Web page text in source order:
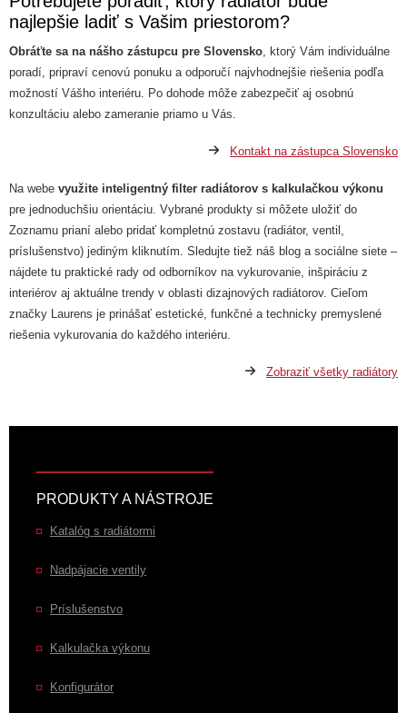
najlepšie ladiť s Vašim priestorom?
Obráťte sa na nášho zástupcu pre Slovensko, ktorý Vám individuálne
poradí, pripraví cenovú ponuku a odporučí najvhodnejšie riešenia podľa
možností Vášho interiéru. Po dohode môže zabezpečiť aj osobnú
konzultáciu alebo zameranie priamo u Vás.
Kontakt na zástupca Slovensko
Na webe využite inteligentný filter radiátorov s kalkulačkou výkonu
pre jednoduchšiu orientáciu. Vybrané produkty si môžete uložiť do
Zoznamu prianí alebo pridať kompletnú zostavu (radiátor, ventil,
príslušenstvo) jediným kliknutím. Sledujte tiež náš blog a sociálne siete –
nájdete tu praktické rady od odborníkov na vykurovanie, inšpiráciu z
interiérov aj aktuálne trendy v oblasti dizajnových radiátorov. Cieľom
značky Laurens je prinášať estetické, funkčné a technicky premyslené
riešenia vykurovania do každého interiéru.
Zobraziť všetky radiátory
PRODUKTY A NÁSTROJE
Katalóg s radiátormi
Nadpájacie ventily
Príslušenstvo
Kalkulačka výkonu
Konfigurátor